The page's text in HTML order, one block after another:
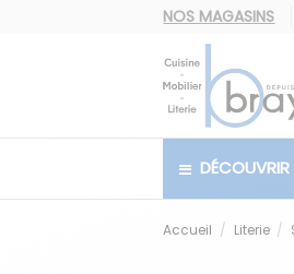
NOS MAGASINS
Accueil Literie